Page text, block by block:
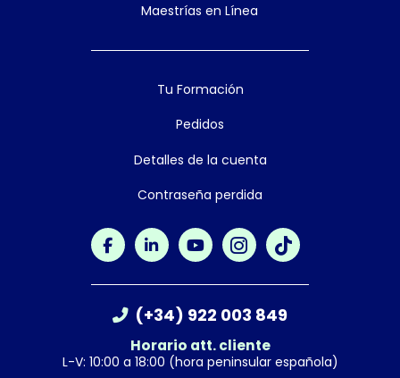
Maestrías en Línea
Tu Formación
Pedidos
Detalles de la cuenta
Contraseña perdida
(+34) 922 003 849
Horario att. cliente
L-V: 10:00 a 18:00 (hora peninsular española)